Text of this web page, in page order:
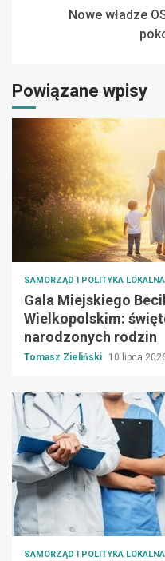
Nowe władze
Powiązane wpisy
SAMORZĄD I POLITYKA LOKALNA
Gala Miejskiego
Wielkopolskim:
narodzonych rodzin
Tomasz Zieliński 10 lipca
SAMORZĄD I POLITYKA LOKALNA